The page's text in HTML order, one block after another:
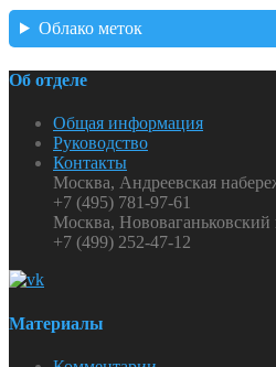
Облако меток
Об отделе
Общая информация
Руководство
Контакты
Москва, Андреевская
+7 (495) 781-97-61
Москва, Нововаганьковский
+7 (499) 252-47-12
Материалы